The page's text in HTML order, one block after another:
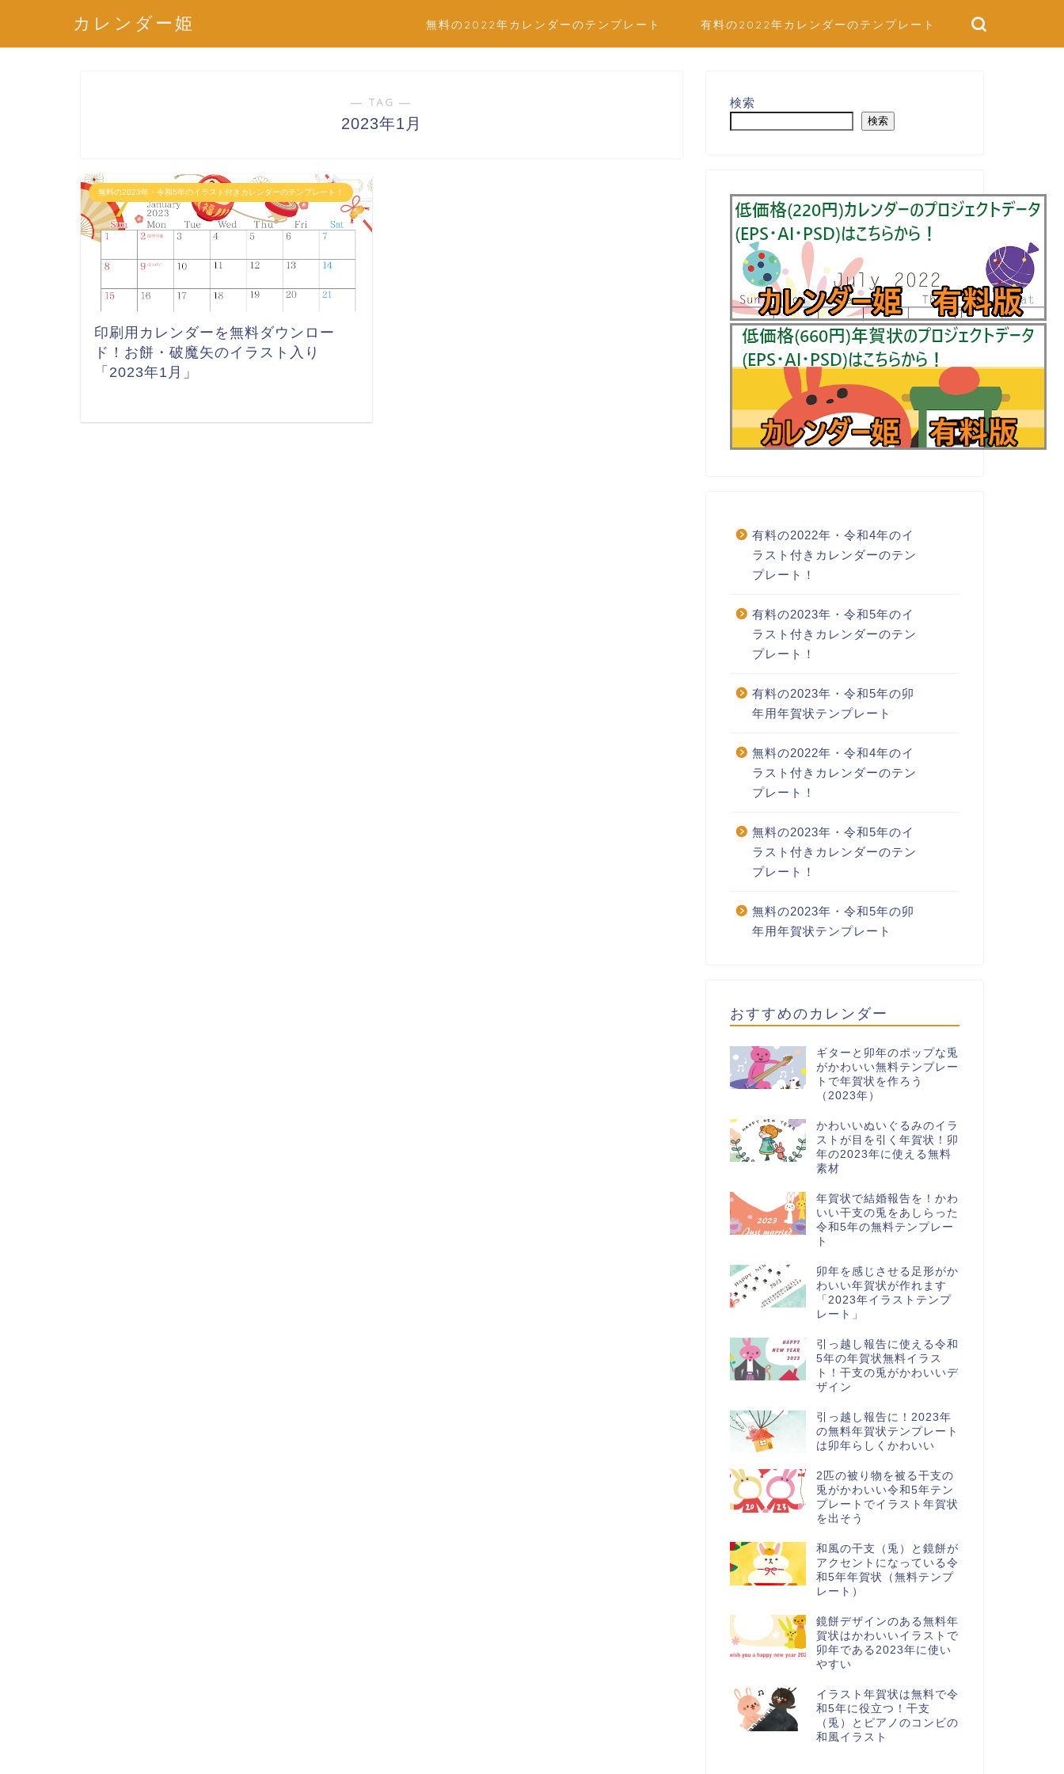
カレンダー姫 無料の2022年カレンダーのテンプレート 有料の2022年カレンダーのテンプレート
― TAG ―
2023年1月
無料の2023年・令和5年のイラスト付きカレンダーのテンプレート！
印刷用カレンダーを無料ダウンロー
ド！お餅・破魔矢のイラスト入り
「2023年1月」
検索
検索
有料の2022年・令和4年のイ
ラスト付きカレンダーのテン
プレート！
有料の2023年・令和5年のイ
ラスト付きカレンダーのテン
プレート！
有料の2023年・令和5年の卯
年用年賀状テンプレート
無料の2022年・令和4年のイ
ラスト付きカレンダーのテン
プレート！
無料の2023年・令和5年のイ
ラスト付きカレンダーのテン
プレート！
無料の2023年・令和5年の卯
年用年賀状テンプレート
おすすめのカレンダー
ギターと卯年のポップな兎
がかわいい無料テンプレー
トで年賀状を作ろう
（2023年）
かわいいぬいぐるみのイラ
ストが目を引く年賀状！卯
年の2023年に使える無料
素材
年賀状で結婚報告を！かわ
いい干支の兎をあしらった
令和5年の無料テンプレー
ト
卯年を感じさせる足形がか
わいい年賀状が作れます
「2023年イラストテンプ
レート」
引っ越し報告に使える令和
5年の年賀状無料イラス
ト！干支の兎がかわいいデ
ザイン
引っ越し報告に！2023年
の無料年賀状テンプレート
は卯年らしくかわいい
2匹の被り物を被る干支の
兎がかわいい令和5年テン
プレートでイラスト年賀状
を出そう
和風の干支（兎）と鏡餅が
アクセントになっている令
和5年年賀状（無料テンプ
レート）
鏡餅デザインのある無料年
賀状はかわいいイラストで
卯年である2023年に使い
やすい
イラスト年賀状は無料で令
和5年に役立つ！干支
（兎）とピアノのコンビの
和風イラスト